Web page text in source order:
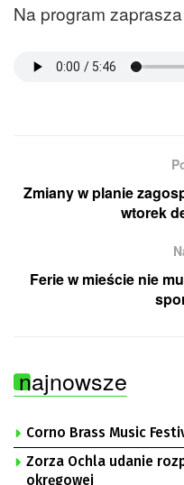
Na program
Zmiany w planie
wtorek
Ferie w mieście nie
najnowsze
Corno Brass Music
Zorza Ochla udanie
okręgowej